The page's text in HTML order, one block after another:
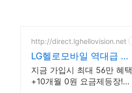
http://direct.lghellovision.net
LG헬로모바일 역대급 요
금제 편의점 유심, 이심 즉
시개통
지금 가입시 최대 56만 혜택
+10개월 0원 요금제등장!